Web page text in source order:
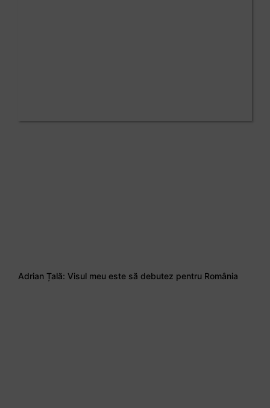
Adrian Țală: Visul meu este să debutez pentru România